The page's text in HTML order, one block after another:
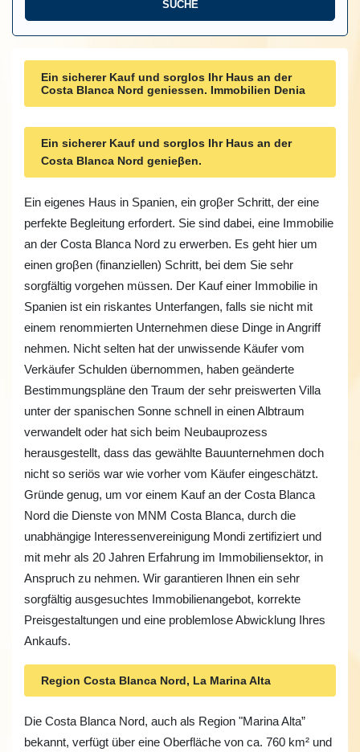
Ein sicherer Kauf und sorglos Ihr Haus an der
Costa Blanca Nord geniessen. Immobilien Denia
Ein sicherer Kauf und sorglos Ihr Haus an der
Costa Blanca Nord genieβen.
Ein eigenes Haus in Spanien, ein groβer Schritt, der eine
perfekte Begleitung erfordert. Sie sind dabei, eine Immobilie
an der Costa Blanca Nord zu erwerben. Es geht hier um
einen groβen (finanziellen) Schritt, bei dem Sie sehr
sorgfältig vorgehen müssen. Der Kauf einer Immobilie in
Spanien ist ein riskantes Unterfangen, falls sie nicht mit
einem renommierten Unternehmen diese Dinge in Angriff
nehmen. Nicht selten hat der unwissende Käufer vom
Verkäufer Schulden übernommen, haben geänderte
Bestimmungspläne den Traum der sehr preiswerten Villa
unter der spanischen Sonne schnell in einen Albtraum
verwandelt oder hat sich beim Neubauprozess
herausgestellt, dass das gewählte Bauunternehmen doch
nicht so seriös war wie vorher vom Käufer eingeschätzt.
Gründe genug, um vor einem Kauf an der Costa Blanca
Nord die Dienste von MNM Costa Blanca, durch die
unabhängige Interessenvereinigung Mondi zertifiziert und
mit mehr als 20 Jahren Erfahrung im Immobiliensektor, in
Anspruch zu nehmen. Wir garantieren Ihnen ein sehr
sorgfältig ausgesuchtes Immobilienangebot, korrekte
Preisgestaltungen und eine problemlose Abwicklung Ihres
Ankaufs.
Region Costa Blanca Nord, La Marina Alta
Die Costa Blanca Nord, auch als Region "Marina Alta”
bekannt, verfügt über eine Oberfläche von ca. 760 km² und